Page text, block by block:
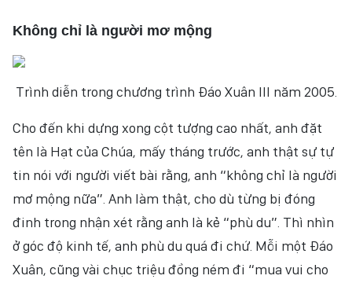
Không chỉ là người mơ mộng
Trình diễn trong chương trình Đáo Xuân III năm 2005.
Cho đến khi dựng xong cột tượng cao nhất, anh đặt
tên là Hạt của Chúa, mấy tháng trước, anh thật sự tự
tin nói với người viết bài rằng, anh “không chỉ là người
mơ mộng nữa”. Anh làm thật, cho dù từng bị đóng
đinh trong nhận xét rằng anh là kẻ “phù du”. Thì nhìn
ở góc độ kinh tế, anh phù du quá đi chứ. Mỗi một Đáo
Xuân, cũng vài chục triệu đồng ném đi “mua vui cho